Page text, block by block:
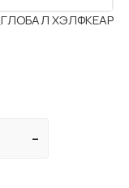
ГЛОБАЛ ХЭЛФКЕАР